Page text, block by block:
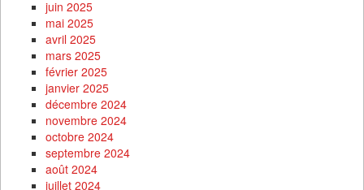
juin 2025
mai 2025
avril 2025
mars 2025
février 2025
janvier 2025
décembre 2024
novembre 2024
octobre 2024
septembre 2024
août 2024
juillet 2024